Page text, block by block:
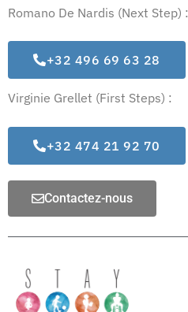
Romano De Nardis (Next Step) :
+32 496 69 63 28
Virginie Grellet (First Steps) :
+32 474 21 92 70
Contactez-nous